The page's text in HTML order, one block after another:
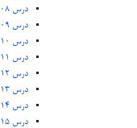
درس 108- نت های کوچک بخش دوم
درس 109- نت های کوچک بخش سوم
درس 110- نت های کوچک بخش چهارم
درس 111- نت های کوچک بخش پنجم
درس 112- نت های کوچک بخش ششم
درس 113- سرود خواب تا چند
درس 114- اتود شماره 1
درس 115- پیش درآمد دشتی